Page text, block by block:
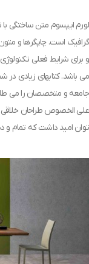
لورم ایپسوم متن ساختگی با
گرافیک است. چاپگرها و
و برای شرایط فعلی تکنولوژی
می باشد. کتابهای زیادی
جامعه و متخصصان را می طلبد
علی الخصوص طراحان خلاقی
توان امید داشت که تمام و